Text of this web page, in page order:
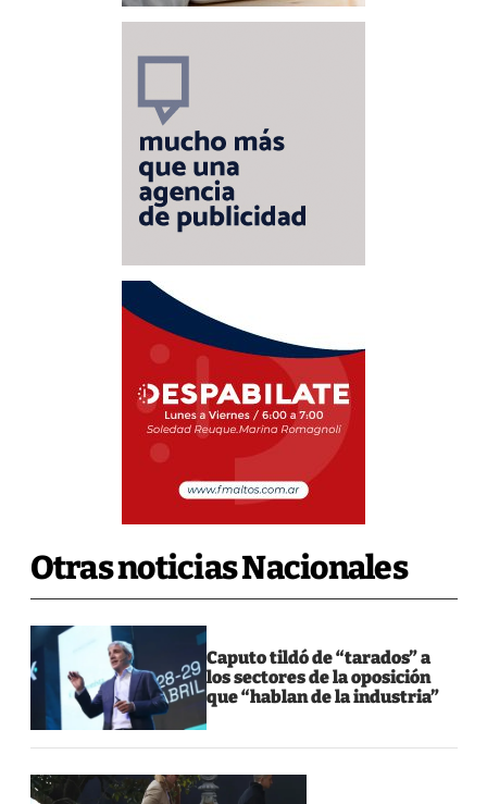
Otras noticias Nacionales
Caputo tildó de “tarados” a
los sectores de la oposición
que “hablan de la industria”